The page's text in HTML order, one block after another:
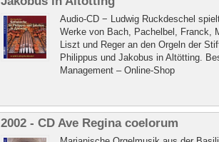
Audio-CD − Ludwig Ruckdeschel
Werke von Bach, Pachelbel, Franck,
Liszt und Reger an den Orgeln der
Philippus und Jakobus in Altötting.
Management – Online-Shop
2002 - CD Ave Regina coelorum